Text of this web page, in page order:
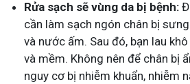
Rửa sạch sẽ vùng da bị bệnh:
cần làm sạch ngón chân bị
và nước ấm. Sau đó, bạn lau
và mềm. Không nên để chân bị
nguy cơ bị nhiễm khuẩn, nhiễm